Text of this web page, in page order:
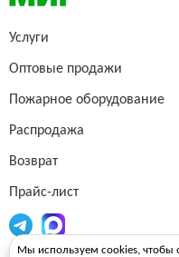
Услуги
Оптовые продажи
Пожарное оборудование
Распродажа
Возврат
Прайс-лист
Мы используем cookies, чтобы